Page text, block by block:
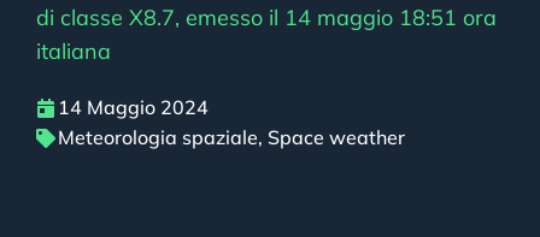
di classe X8.7, emesso il 14 maggio 18:51 ora
italiana
14 Maggio 2024
Meteorologia spaziale, Space weather